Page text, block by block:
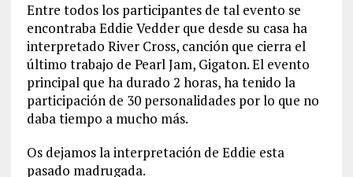
Entre todos los participantes de tal evento se
encontraba Eddie Vedder que desde su casa ha
interpretado River Cross, canción que cierra el
último trabajo de Pearl Jam, Gigaton. El evento
principal que ha durado 2 horas, ha tenido la
participación de 30 personalidades por lo que no
daba tiempo a mucho más.
Os dejamos la interpretación de Eddie esta
pasado madrugada.